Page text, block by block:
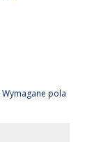
Wymagane pola